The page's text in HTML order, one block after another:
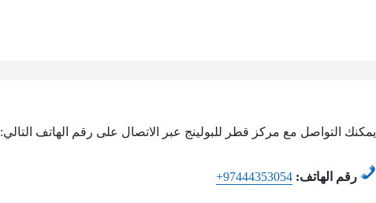
يمكنك التواصل مع مركز قطر للبولينج عبر الاتصال على رقم الهاتف التالي:
رقم الهاتف: +97444353054